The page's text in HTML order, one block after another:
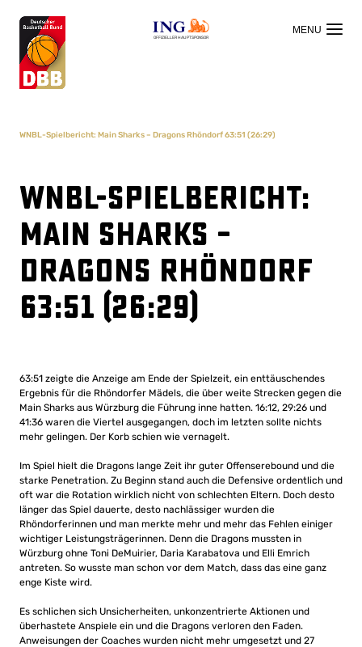
OFFIZIELLER HAUPTSPONSOR
WNBL-Spielbericht: Main Sharks – Dragons Rhöndorf 63:51 (26:29)
WNBL-Spielbericht:
Main Sharks –
Dragons Rhöndorf
63:51 (26:29)
63:51 zeigte die Anzeige am Ende der Spielzeit, ein enttäuschendes
Ergebnis für die Rhöndorfer Mädels, die über weite Strecken gegen die
Main Sharks aus Würzburg die Führung inne hatten. 16:12, 29:26 und
41:36 waren die Viertel ausgegangen, doch im letzten sollte nichts
mehr gelingen. Der Korb schien wie vernagelt.
Im Spiel hielt die Dragons lange Zeit ihr guter Offenserebound und die
starke Penetration. Zu Beginn stand auch die Defensive ordentlich und
oft war die Rotation wirklich nicht von schlechten Eltern. Doch desto
länger das Spiel dauerte, desto nachlässiger wurden die
Rhöndorferinnen und man merkte mehr und mehr das Fehlen einiger
wichtiger Leistungsträgerinnen. Denn die Dragons mussten in
Würzburg ohne Toni DeMuirier, Daria Karabatova und Elli Emrich
antreten. So wusste man schon vor dem Match, dass das eine ganz
enge Kiste wird.
Es schlichen sich Unsicherheiten, unkonzentrierte Aktionen und
überhastete Anspiele ein und die Dragons verloren den Faden.
Anweisungen der Coaches wurden nicht mehr umgesetzt und 27